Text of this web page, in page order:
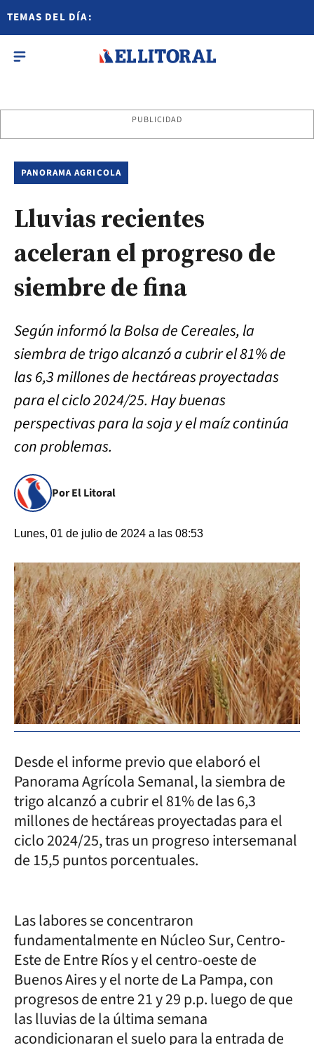
TEMAS DEL DÍA:
PUBLICIDAD
PANORAMA AGRICOLA
Lluvias recientes
aceleran el progreso de
siembre de fina
Según informó la Bolsa de Cereales, la
siembra de trigo alcanzó a cubrir el 81% de
las 6,3 millones de hectáreas proyectadas
para el ciclo 2024/25. Hay buenas
perspectivas para la soja y el maíz continúa
con problemas.
Por El Litoral
Lunes, 01 de julio de 2024 a las 08:53
Desde el informe previo que elaboró el
Panorama Agrícola Semanal, la siembra de
trigo alcanzó a cubrir el 81% de las 6,3
millones de hectáreas proyectadas para el
ciclo 2024/25, tras un progreso intersemanal
de 15,5 puntos porcentuales.
Las labores se concentraron
fundamentalmente en Núcleo Sur, Centro-
Este de Entre Ríos y el centro-oeste de
Buenos Aires y el norte de La Pampa, con
progresos de entre 21 y 29 p.p. luego de que
las lluvias de la última semana
acondicionaran el suelo para la entrada de